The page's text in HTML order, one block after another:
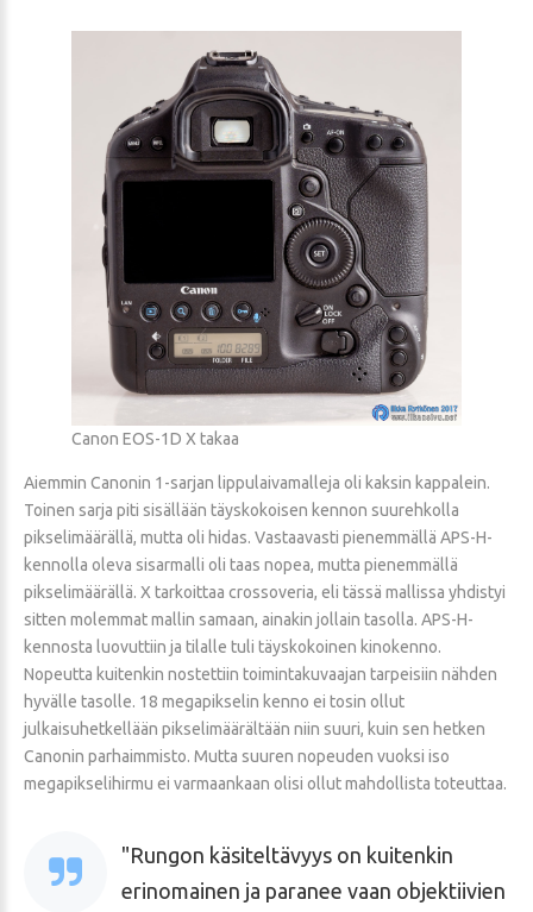
Canon EOS-1D X takaa
Aiemmin Canonin 1-sarjan lippulaivamalleja oli kaksin kappalein.
Toinen sarja piti sisällään täyskokoisen kennon suurehkolla
pikselimäärällä, mutta oli hidas. Vastaavasti pienemmällä APS-H-
kennolla oleva sisarmalli oli taas nopea, mutta pienemmällä
pikselimäärällä. X tarkoittaa crossoveria, eli tässä mallissa yhdistyi
sitten molemmat mallin samaan, ainakin jollain tasolla. APS-H-
kennosta luovuttiin ja tilalle tuli täyskokoinen kinokenno.
Nopeutta kuitenkin nostettiin toimintakuvaajan tarpeisiin nähden
hyvälle tasolle. 18 megapikselin kenno ei tosin ollut
julkaisuhetkellään pikselimäärältään niin suuri, kuin sen hetken
Canonin parhaimmisto. Mutta suuren nopeuden vuoksi iso
megapikselihirmu ei varmaankaan olisi ollut mahdollista toteuttaa.
Rungon käsiteltävyys on kuitenkin
erinomainen ja paranee vaan objektiivien